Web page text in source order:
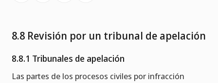
8.8 Revisión por un tribunal de apelación
8.8.1 Tribunales de apelación
Las partes de los procesos civiles por infracción